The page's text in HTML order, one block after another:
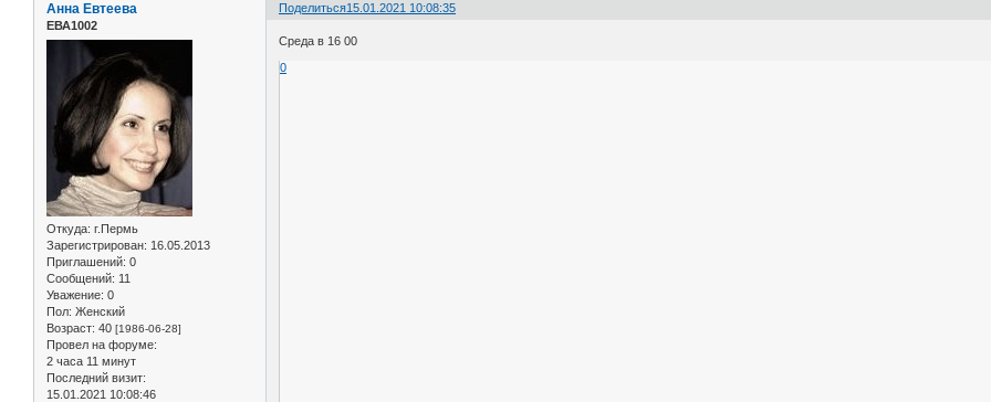
Поделиться15.01.2021 10:08:35
Анна Евтеева
ЕВА1002
Откуда: г.Пермь
Зарегистрирован: 16.05.2013
Приглашений: 0
Сообщений: 11
Уважение: 0
Пол: Женский
Возраст: 40 [1986-06-28]
Провел на форуме:
2 часа 11 минут
Последний визит:
15.01.2021 10:08:46
Среда в 16 00
0